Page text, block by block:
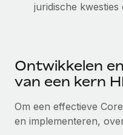
Secundaire
Het blijft de missie van
Meer informatie
juridische kwesties
Ontwikkelen
van een kern
Om een effectieve
en implementeren,